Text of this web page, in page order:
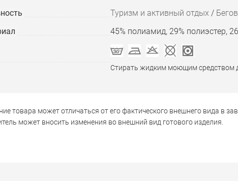
Туризм и активный отдых /
45% полиамид, 29% полиэстер,
Стирать жидким моющим средством
товара может отличаться от его фактического внешнего вида в
может вносить изменения во внешний вид готового изделия.